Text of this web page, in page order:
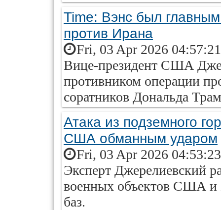
Time: Вэнс был
против Ирана
Fri, 03 Apr 2026
Вице-президент США
противником операции
соратников Дональда
Атака из подземного
США обманным ударом
Fri, 03 Apr 2026
Эксперт Джерелиевский
военных объектов США и
баз.